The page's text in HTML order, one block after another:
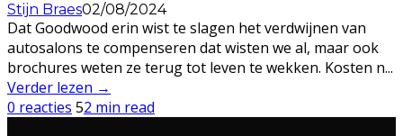
Stijn Braes02/08/2024
Dat Goodwood erin wist te slagen het verdwijnen van
autosalons te compenseren dat wisten we al, maar ook
brochures weten ze terug tot leven te wekken. Kosten n...
Verder lezen →
0 reacties 52 min read